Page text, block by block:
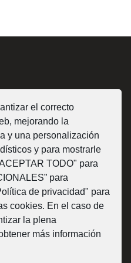
el correcto
mejorando la
y una personalización
y para mostrarle
TODO" para
para
de privacidad" para
cookies. En el caso de
la plena
más información
Foral de